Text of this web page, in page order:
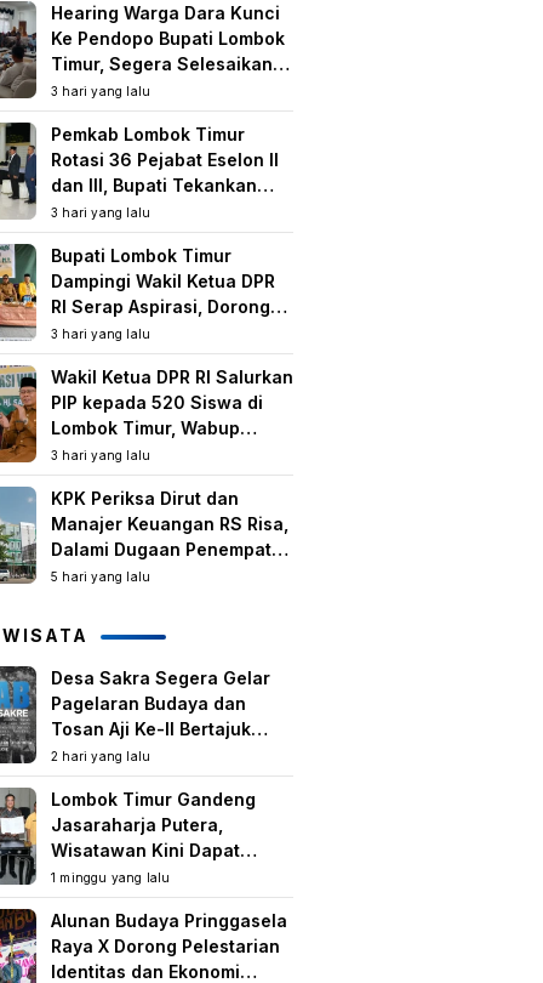
Hearing Warga Dara Kunci
Ke Pendopo Bupati Lombok
Timur, Segera Selesaikan
Konflik Agraria Eks HGU
Tanjung Kenanga
3 hari yang lalu
Pemkab Lombok Timur
Rotasi 36 Pejabat Eselon II
dan III, Bupati Tekankan
Peningkatan Kinerja dan
Pelayanan Publik
3 hari yang lalu
Bupati Lombok Timur
Dampingi Wakil Ketua DPR
RI Serap Aspirasi, Dorong
Program Strategis untuk
Kesejahteraan Masyarakat
3 hari yang lalu
Wakil Ketua DPR RI Salurkan
PIP kepada 520 Siswa di
Lombok Timur, Wabup
Tekankan Pentingnya
Pendidikan dan
Pencegahan Perkawinan
Anak
3 hari yang lalu
KPK Periksa Dirut dan
Manajer Keuangan RS Risa,
Dalami Dugaan Penempatan
Dana Rp2,25 Miliar oleh
5 hari yang lalu
Desa Sakra Segera Gelar
Pagelaran Budaya dan
Tosan Aji Ke-II Bertajuk
Samuhita Sakre
2 hari yang lalu
Lombok Timur Gandeng
Jasaraharja Putera,
Wisatawan Kini Dapat
Perlindungan Asuransi di
Destinasi Wisata
1 minggu yang lalu
Alunan Budaya Pringgasela
Raya X Dorong Pelestarian
Identitas dan Ekonomi